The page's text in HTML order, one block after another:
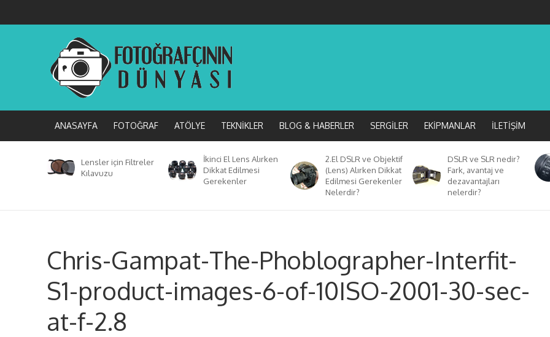
ANASAYFA FOTOĞRAF ATÖLYE TEKNIKLER BLOG & HABERLER SERGILER EKIPMANLAR İLETIŞIM
Lensler için Filtreler
Kılavuzu
İkinci El Lens Alırken
Dikkat Edilmesi
Gerekenler
2.El DSLR ve Objektif
(Lens) Alırken Dikkat
Edilmesi Gerekenler
Nelerdir?
DSLR ve SLR nedir?
Fark, avantaj ve
dezavantajları
nelerdir?
Chris-Gampat-The-Phoblographer-Interfit-
S1-product-images-6-of-10ISO-2001-30-sec-
at-f-2.8